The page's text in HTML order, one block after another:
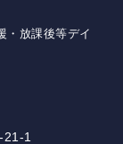
・放課後等デイ
21-1